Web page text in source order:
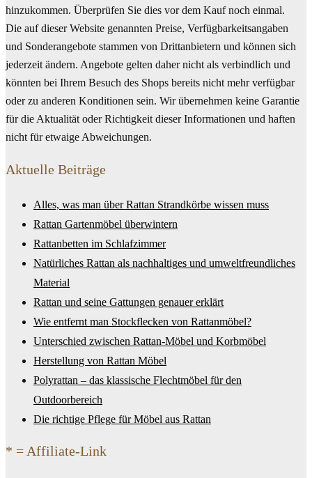
hinzukommen. Überprüfen Sie dies vor dem Kauf noch einmal.
Die auf dieser Website genannten Preise, Verfügbarkeitsangaben
und Sonderangebote stammen von Drittanbietern und können sich
jederzeit ändern. Angebote gelten daher nicht als verbindlich und
könnten bei Ihrem Besuch des Shops bereits nicht mehr verfügbar
oder zu anderen Konditionen sein. Wir übernehmen keine Garantie
für die Aktualität oder Richtigkeit dieser Informationen und haften
nicht für etwaige Abweichungen.
Aktuelle Beiträge
Alles, was man über Rattan Strandkörbe wissen muss
Rattan Gartenmöbel überwintern
Rattanbetten im Schlafzimmer
Natürliches Rattan als nachhaltiges und umweltfreundliches
Material
Rattan und seine Gattungen genauer erklärt
Wie entfernt man Stockflecken von Rattanmöbel?
Unterschied zwischen Rattan-Möbel und Korbmöbel
Herstellung von Rattan Möbel
Polyrattan – das klassische Flechtmöbel für den
Outdoorbereich
Die richtige Pflege für Möbel aus Rattan
* = Affiliate-Link